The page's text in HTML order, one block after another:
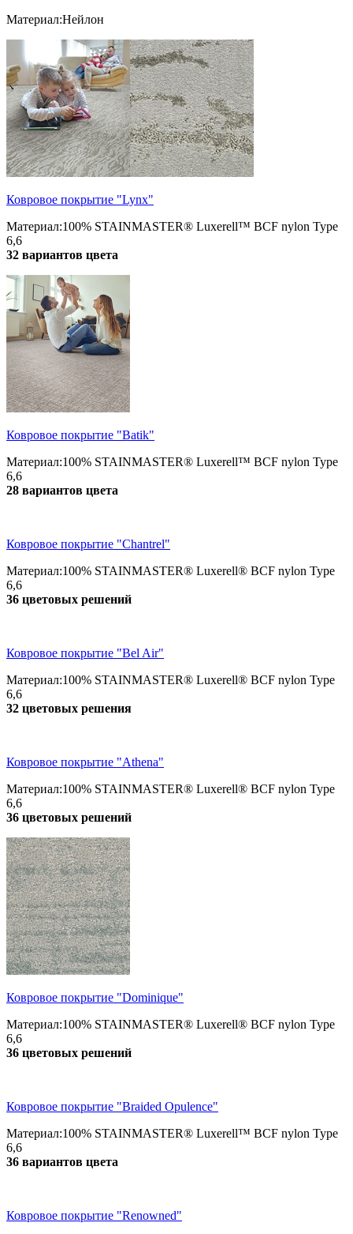
Материал:Нейлон
Ковровое покрытие "Lynx"
Материал:100% STAINMASTER® Luxerell™ BCF nylon Type
6,6
32 вариантов цвета
Ковровое покрытие "Batik"
Материал:100% STAINMASTER® Luxerell™ BCF nylon Type
6,6
28 вариантов цвета
Ковровое покрытие "Chantrel"
Материал:100% STAINMASTER® Luxerell® BCF nylon Type
6,6
36 цветовых решений
Ковровое покрытие "Bel Air"
Материал:100% STAINMASTER® Luxerell® BCF nylon Type
6,6
32 цветовых решения
Ковровое покрытие "Athena"
Материал:100% STAINMASTER® Luxerell® BCF nylon Type
6,6
36 цветовых решений
Ковровое покрытие "Dominique"
Материал:100% STAINMASTER® Luxerell® BCF nylon Type
6,6
36 цветовых решений
Ковровое покрытие "Braided Opulence"
Материал:100% STAINMASTER® Luxerell™ BCF nylon Type
6,6
36 вариантов цвета
Ковровое покрытие "Renowned"